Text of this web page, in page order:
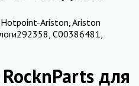
Ariston, Ariston
C00386481,
для